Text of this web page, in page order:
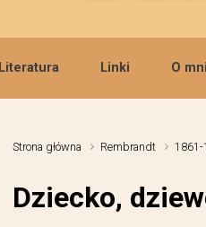
Literatura Linki O
Strona główna Rembrandt 1861-
Dziecko,